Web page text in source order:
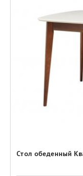
Стол обеденный